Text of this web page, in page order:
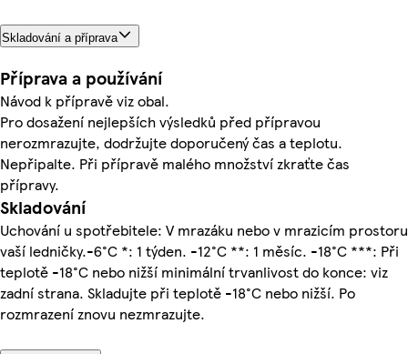
Skladování a příprava
Příprava a používání
Návod k přípravě viz obal.
Pro dosažení nejlepších výsledků před přípravou
nerozmrazujte, dodržujte doporučený čas a teplotu.
Nepřipalte. Při přípravě malého množství zkraťte čas
přípravy.
Skladování
Uchování u spotřebitele: V mrazáku nebo v mrazicím prostoru
vaší ledničky.-6°C *: 1 týden. -12°C **: 1 měsíc. -18°C ***: Při
teplotě -18°C nebo nižší minimální trvanlivost do konce: viz
zadní strana. Skladujte při teplotě -18°C nebo nižší. Po
rozmrazení znovu nezmrazujte.